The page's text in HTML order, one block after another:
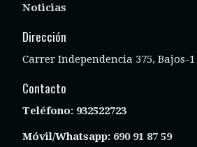
Noticias
Dirección
Carrer Independencia 375, Bajos-
Contacto
Teléfono: 932522723
Móvil/Whatsapp: 690 91 87 59